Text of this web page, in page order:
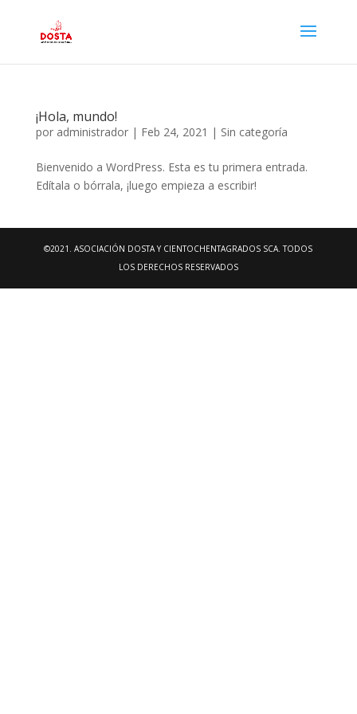
¡Hola, mundo!
por administrador| Feb 24, 2021 | Sin categoría
Bienvenido a WordPress. Esta es tu primera entrada.
Edítala o bórrala, ¡luego empieza a escribir!
©2021. ASOCIACIÓN DOSTA Y CIENTOCHENTAGRADOS SCA. TODOS
LOS DERECHOS RESERVADOS